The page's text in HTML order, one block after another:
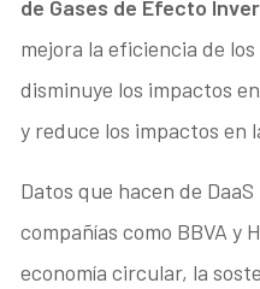
de Gases de Efecto
mejora la eficiencia de
disminuye los impactos
y reduce los impactos en
Datos que hacen de
compañías como BBVA y
economía circular, la